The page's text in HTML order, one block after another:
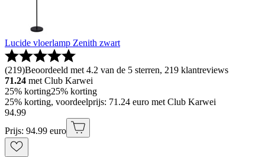
Lucide vloerlamp Zenith zwart
(219)Beoordeeld met 4.2 van de 5 sterren, 219 klantreviews
71.24 met Club Karwei
25% korting25% korting
25% korting, voordeelprijs: 71.24 euro met Club Karwei
94.99
Prijs: 94.99 euro